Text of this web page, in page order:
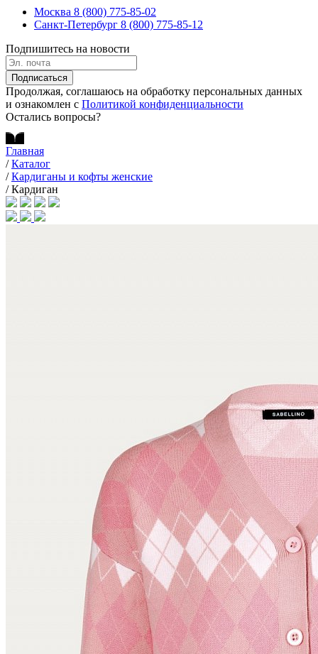
Москва 8 (800) 775-85-02
Санкт-Петербург 8 (800) 775-85-12
Подпишитесь на новости
Подписаться
Продолжая, соглашаюсь на обработку персональных данных
и ознакомлен с Политикой конфиденциальности
Остались вопросы?
Главная
/ Каталог
/ Кардиганы и кофты женские
/ Кардиган